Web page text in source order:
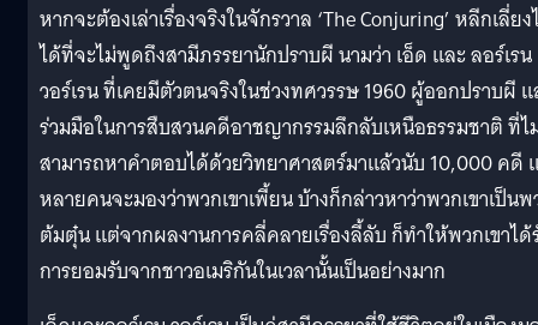
หากจะต้องเล่าเรื่องจริงในจักรวาล ‘The Conjuring’ หลีกเลี่ยง
ได้ที่จะไม่พูดถึงสามีภรรยานักปราบผี นามว่า เอ็ด และ ลอร์เรน
วอร์เรน ที่เคยมีตัวตนจริงในช่วงทศวรรษ 1960 ผู้ออกปราบผี
ร่วมมือในการสืบสวนคดีอาชญากรรมลึกลับเหนือธรรมชาติ ที่ไ
สามารถหาคำตอบได้ด้วยวิทยาศาสตร์มาแล้วนับ 10,000 คดี
หลายคนจะมองว่าพวกเขาเพี้ยน บ้างก็กล่าวหาว่าพวกเขาเป็น
ต้มตุ๋น แต่จากผลงานการคลี่คลายเรื่องลี้ลับ ก็ทำให้พวกเขาได้
การยอมรับจากชาวอเมริกันในเวลานั้นเป็นอย่างมาก